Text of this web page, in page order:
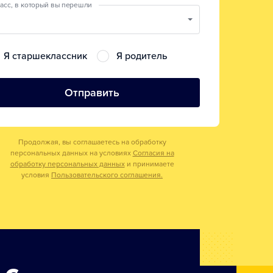
в который вы перешли
Я старшеклассник Я родитель
Отправить
Продолжая, вы соглашаетесь на обработку
персональных данных на условиях Согласия на
обработку персональных данных и принимаете
условия Пользовательского соглашения.